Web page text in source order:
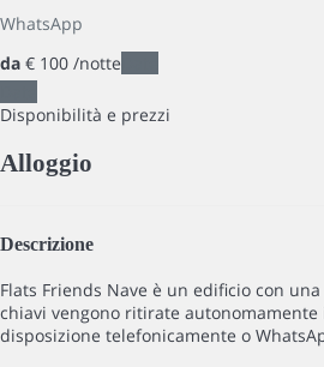
WhatsApp
da € 100 /notte
Disponibilità e prezzi
Alloggio
Descrizione
Flats Friends Nave è un edificio con
chiavi vengono ritirate
disposizione telefonicamente o